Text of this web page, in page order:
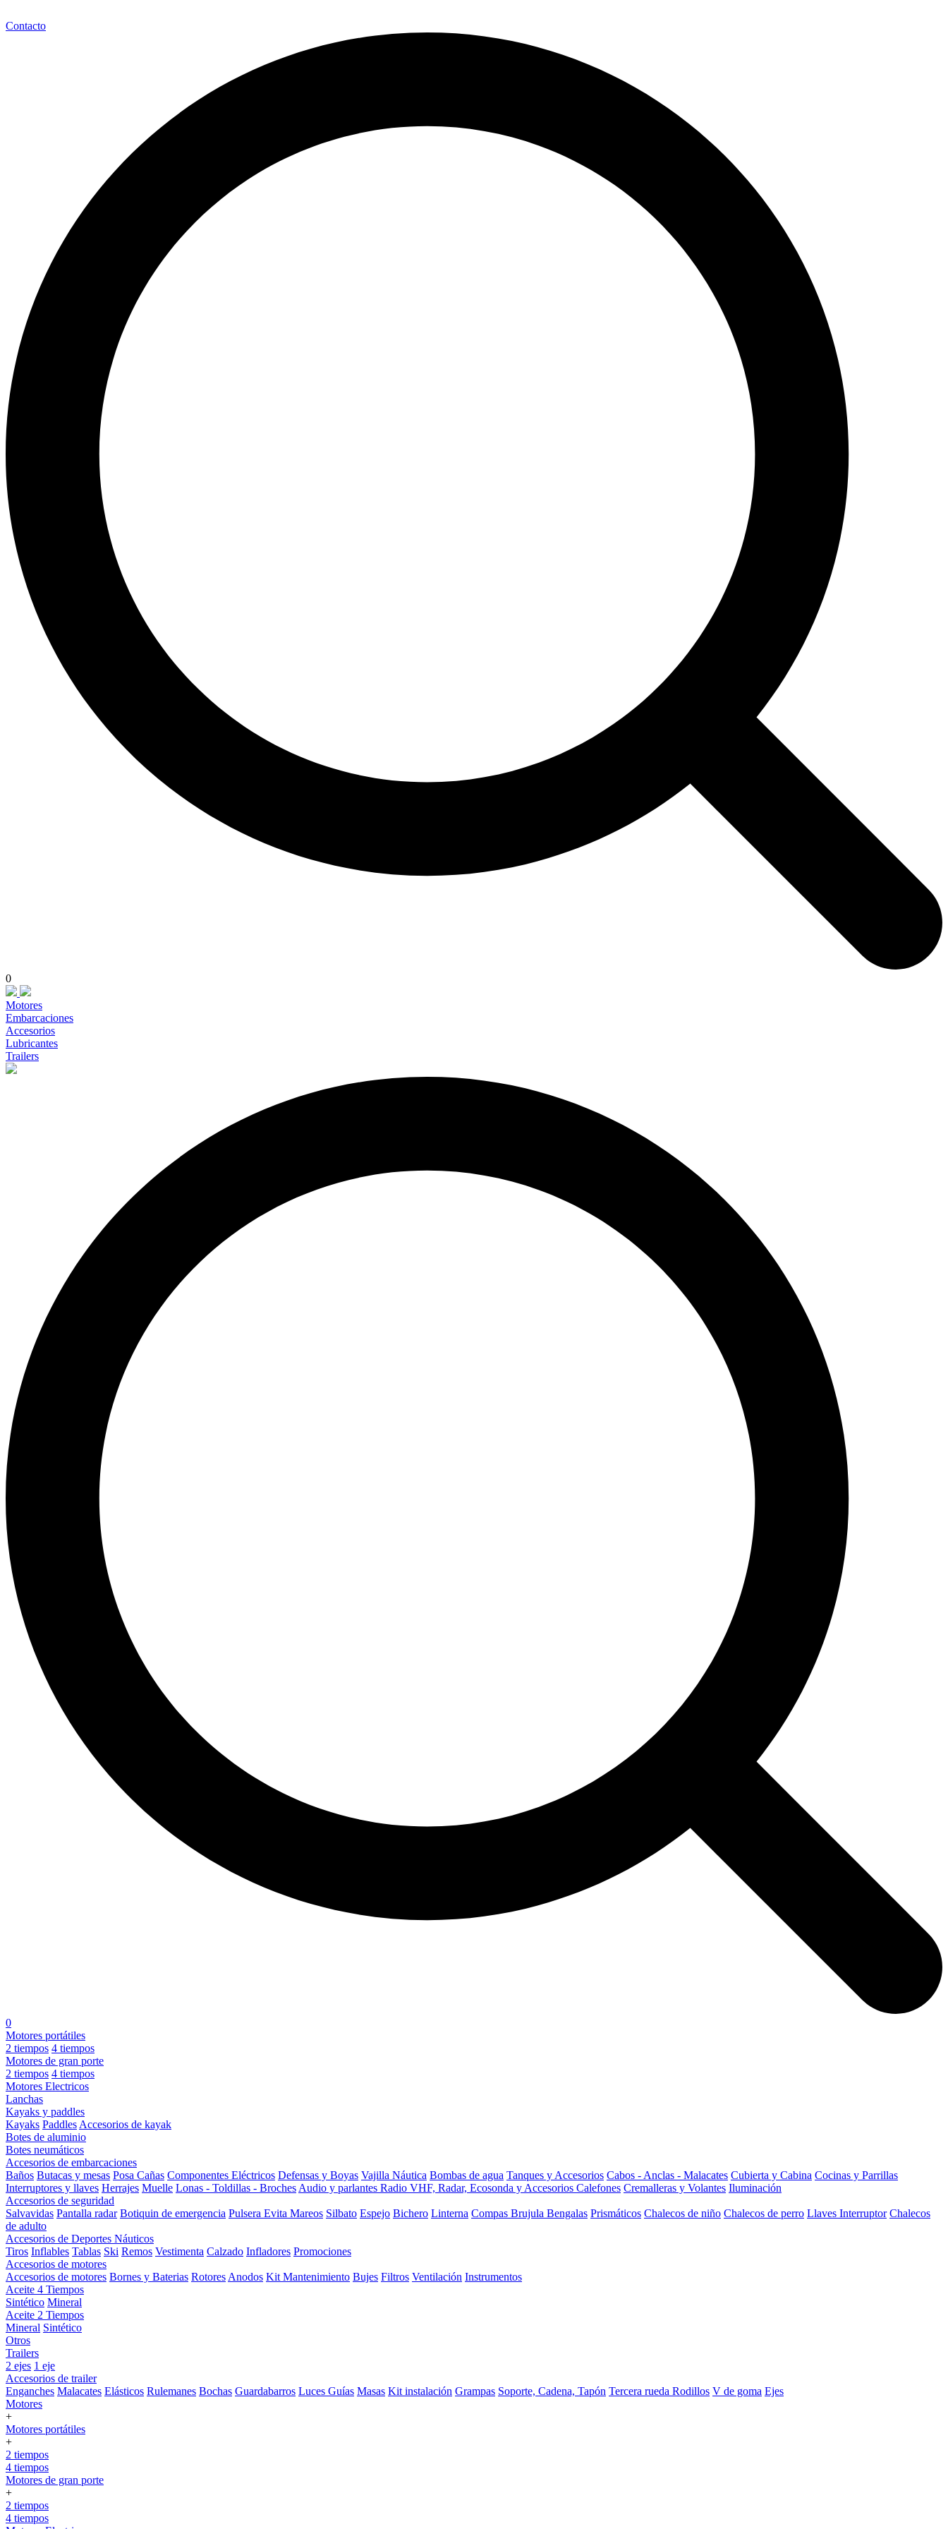
Contacto
0
Motores
Embarcaciones
Accesorios
Lubricantes
Trailers
0
Motores portátiles
2 tiempos 4 tiempos
Motores de gran porte
2 tiempos 4 tiempos
Motores Electricos
Lanchas
Kayaks y paddles
Kayaks Paddles Accesorios de kayak
Botes de aluminio
Botes neumáticos
Accesorios de embarcaciones
Baños Butacas y mesas Posa Cañas Componentes Eléctricos Defensas y Boyas Vajilla Náutica Bombas de agua Tanques y Accesorios Cabos - Anclas - Malacates Cubierta y Cabina Cocinas y Parrillas
Interruptores y llaves Herrajes Muelle Lonas - Toldillas - Broches Audio y parlantes Radio VHF, Radar, Ecosonda y Accesorios Calefones Cremalleras y Volantes Iluminación
Accesorios de seguridad
Salvavidas Pantalla radar Botiquin de emergencia Pulsera Evita Mareos Silbato Espejo Bichero Linterna Compas Brujula Bengalas Prismáticos Chalecos de niño Chalecos de perro Llaves Interruptor Chalecos
de adulto
Accesorios de Deportes Náuticos
Tiros Inflables Tablas Ski Remos Vestimenta Calzado Infladores Promociones
Accesorios de motores
Accesorios de motores Bornes y Baterias Rotores Anodos Kit Mantenimiento Bujes Filtros Ventilación Instrumentos
Aceite 4 Tiempos
Sintético Mineral
Aceite 2 Tiempos
Mineral Sintético
Otros
Trailers
2 ejes 1 eje
Accesorios de trailer
Enganches Malacates Elásticos Rulemanes Bochas Guardabarros Luces Guías Masas Kit instalación Grampas Soporte, Cadena, Tapón Tercera rueda Rodillos V de goma Ejes
Motores
+
Motores portátiles
+
2 tiempos
4 tiempos
Motores de gran porte
+
2 tiempos
4 tiempos